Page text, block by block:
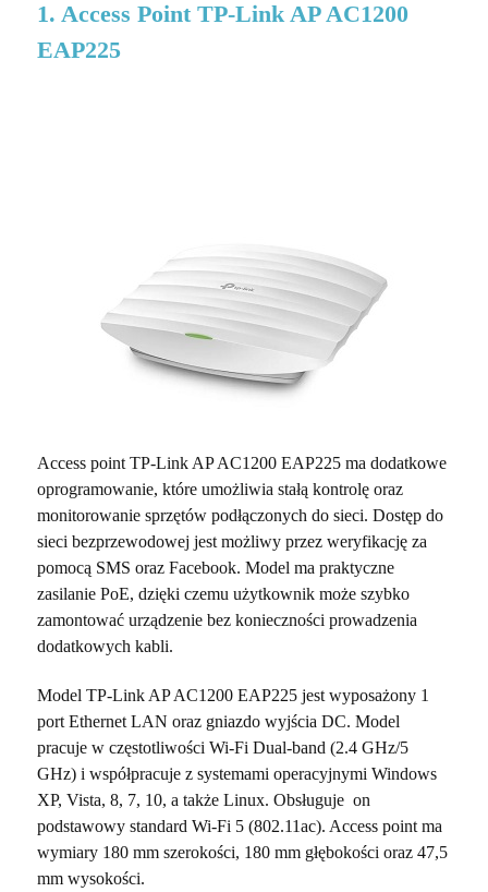
1. Access Point TP-Link AP AC1200
EAP225
Access point TP-Link AP AC1200 EAP225 ma dodatkowe
oprogramowanie, które umożliwia stałą kontrolę oraz
monitorowanie sprzętów podłączonych do sieci. Dostęp do
sieci bezprzewodowej jest możliwy przez weryfikację za
pomocą SMS oraz Facebook. Model ma praktyczne
zasilanie PoE, dzięki czemu użytkownik może szybko
zamontować urządzenie bez konieczności prowadzenia
dodatkowych kabli.
Model TP-Link AP AC1200 EAP225 jest wyposażony 1
port Ethernet LAN oraz gniazdo wyjścia DC. Model
pracuje w częstotliwości Wi-Fi Dual-band (2.4 GHz/5
GHz) i współpracuje z systemami operacyjnymi Windows
XP, Vista, 8, 7, 10, a także Linux. Obsługuje on
podstawowy standard Wi-Fi 5 (802.11ac). Access point ma
wymiary 180 mm szerokości, 180 mm głębokości oraz 47,5
mm wysokości.